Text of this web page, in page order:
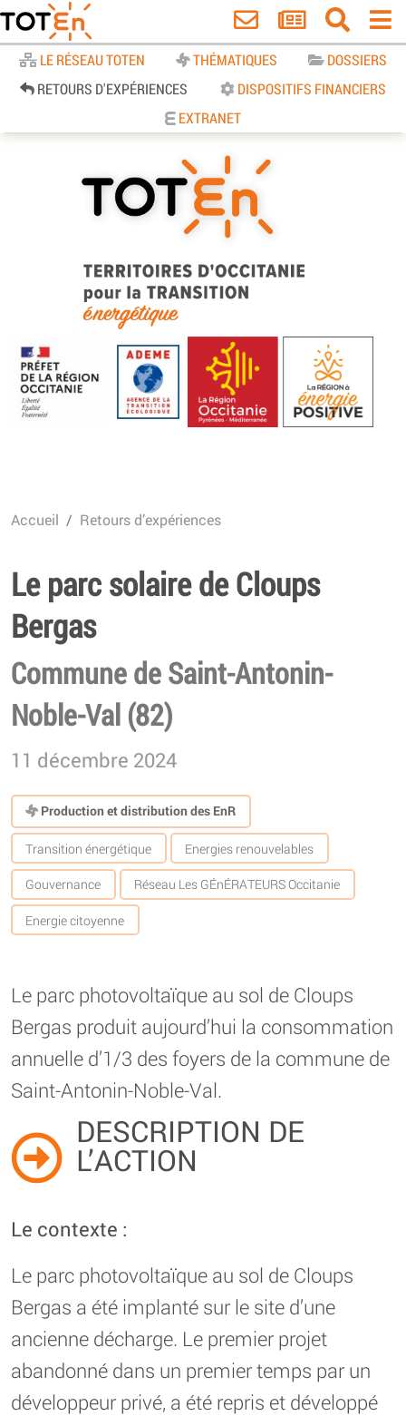
LE RÉSEAU TOTEN THÉMATIQUES
DOSSIERS
RETOURS D'EXPÉRIENCES
DISPOSITIFS FINANCIERS
EXTRANET
TOTEn Occitanie | Territoires
d’Occitanie pour la Transition
Energétique
Accueil Retours d’expériences
Le parc solaire de Cloups
Bergas
Commune de Saint-Antonin-
Noble-Val (82)
11 décembre 2024
Production et distribution des EnR
Transition énergétique Energies renouvelables
Gouvernance Réseau Les GÉnÉRATEURS Occitanie
Energie citoyenne
Le parc photovoltaïque au sol de Cloups
Bergas produit aujourd’hui la consommation
annuelle d’1/3 des foyers de la commune de
Saint-Antonin-Noble-Val.
DESCRIPTION DE
L’ACTION
Le contexte :
Le parc photovoltaïque au sol de Cloups
Bergas a été implanté sur le site d’une
ancienne décharge. Le premier projet
abandonné dans un premier temps par un
développeur privé, a été repris et développé